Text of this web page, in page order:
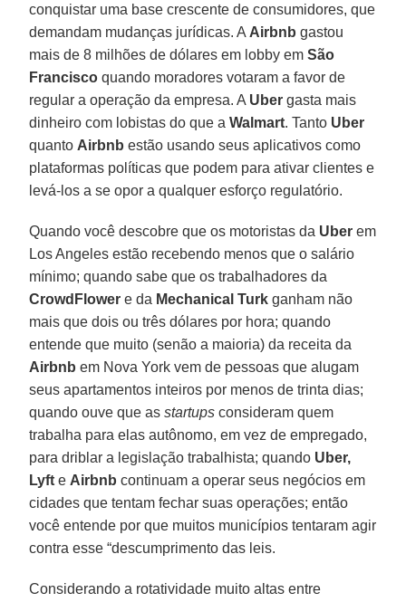
conquistar uma base crescente de consumidores, que
demandam mudanças jurídicas. A Airbnb gastou
mais de 8 milhões de dólares em lobby emSão
Francisco quando moradores votaram a favor de
regular a operação da empresa. A Uber gasta mais
dinheiro com lobistas do que aWalmart. Tanto Uber
quanto Airbnb estão usando seus aplicativos como
plataformas políticas que podem para ativar clientes e
levá-los a se opor a qualquer esforço regulatório.
Quando você descobre que os motoristas da Uber em
Los Angeles estão recebendo menos que o salário
mínimo; quando sabe que os trabalhadores da
CrowdFlower e da Mechanical Turk ganham não
mais que dois ou três dólares por hora; quando
entende que muito (senão a maioria) da receita da
Airbnb em Nova York vem de pessoas que alugam
seus apartamentos inteiros por menos de trinta dias;
quando ouve que asstartups consideram quem
trabalha para elas autônomo, em vez de empregado,
para driblar a legislação trabalhista; quando Uber,
Lyft e Airbnb continuam a operar seus negócios em
cidades que tentam fechar suas operações; então
você entende por que muitos municípios tentaram agir
contra esse “descumprimento das leis.
Considerando a rotatividade muito altas entre